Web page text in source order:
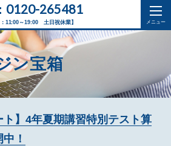
：11:00～19:00 土日祝休業】
0120-265481
ン宝箱
ト】4年夏期講習特別テスト算
！